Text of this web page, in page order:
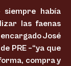
siempre había
las faenas
José
PRE –“ya que
compra y